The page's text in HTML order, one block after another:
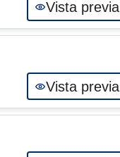
Vista previa
Vista previa